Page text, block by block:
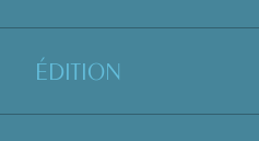
ÉDITION